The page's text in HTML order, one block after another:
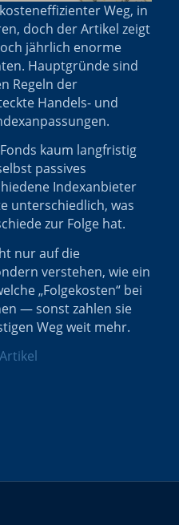
Weg, in
doch der Artikel zeigt
jährlich enorme
Hauptgründe sind
Regeln der
Handels- und
kaum langfristig
passives
Indexanbieter
unterschiedlich, was
zur Folge hat.
nur auf die
verstehen, wie ein
„Folgekosten“ bei
— sonst zahlen sie
Weg weit mehr.